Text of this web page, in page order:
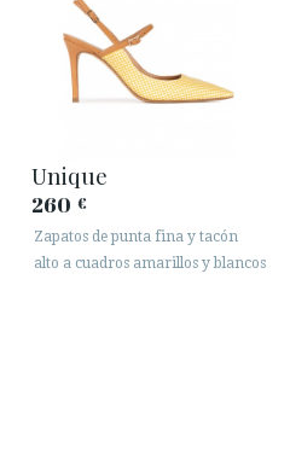
Unique
260 €
Zapatos de punta fina y tacón
alto a cuadros amarillos y blancos